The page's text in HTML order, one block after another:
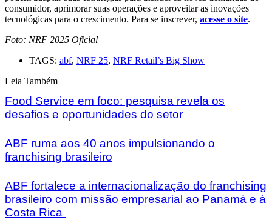
consumidor, aprimorar suas operações e aproveitar as inovações
tecnológicas para o crescimento. Para se inscrever, acesse o site.
Foto: NRF 2025 Oficial
TAGS: abf, NRF 25, NRF Retail’s Big Show
Leia Também
Food Service em foco: pesquisa revela os
desafios e oportunidades do setor
ABF ruma aos 40 anos impulsionando o
franchising brasileiro
ABF fortalece a internacionalização do franchising
brasileiro com missão empresarial ao Panamá e à
Costa Rica